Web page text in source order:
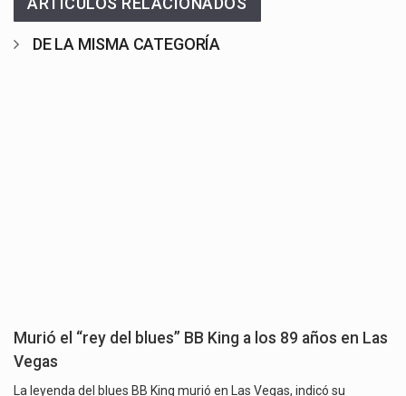
DE LA MISMA CATEGORÍA
Murió el “rey del blues” BB King a los 89 años en Las
Vegas
La leyenda del blues BB King murió en Las Vegas, indicó su